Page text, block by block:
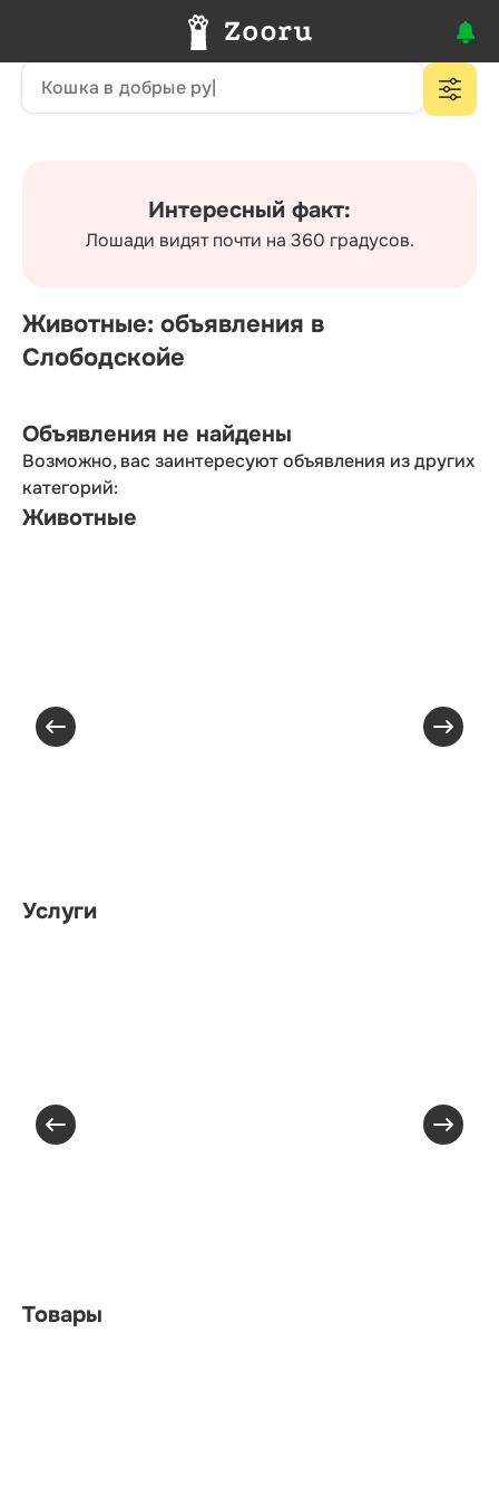
Интересный факт:
Лошади видят почти на 360 градусов.
Животные: объявления в
Слободскойе
Объявления не найдены
Возможно, вас заинтересуют объявления из других
категорий:
Животные
Услуги
Товары